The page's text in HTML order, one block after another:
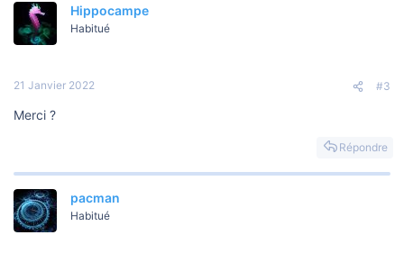
Hippocampe
Habitué
21 Janvier 2022 #3
Merci ?
Répondre
pacman
Habitué